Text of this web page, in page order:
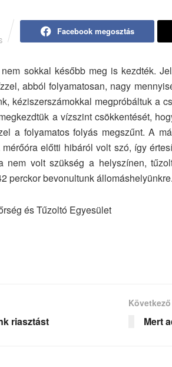
Facebook megosztás
sokkal később meg is kezdték.
abból folyamatosan, nagy
kéziszerszámokkal megpróbáltuk a
a vízszint csökkentését,
a folyamatos folyás megszűnt. A
előtti hibáról volt szó, így
nem volt szükség a helyszínen,
perckor bevonultunk
és Tűzoltó Egyesület
riasztást
Következő
Mert